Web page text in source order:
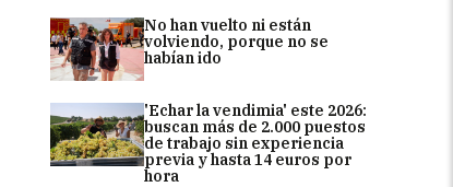
No han vuelto ni están
volviendo, porque no se
habían ido
'Echar la vendimia' este 2026:
buscan más de 2.000 puestos
de trabajo sin experiencia
previa y hasta 14 euros por
hora